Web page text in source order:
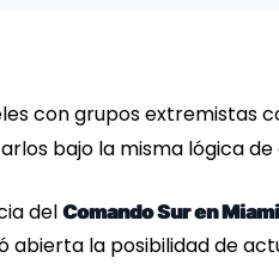
con grupos extremistas
bajo la misma lógica
del Comando Sur en Miami
abierta la posibilidad de